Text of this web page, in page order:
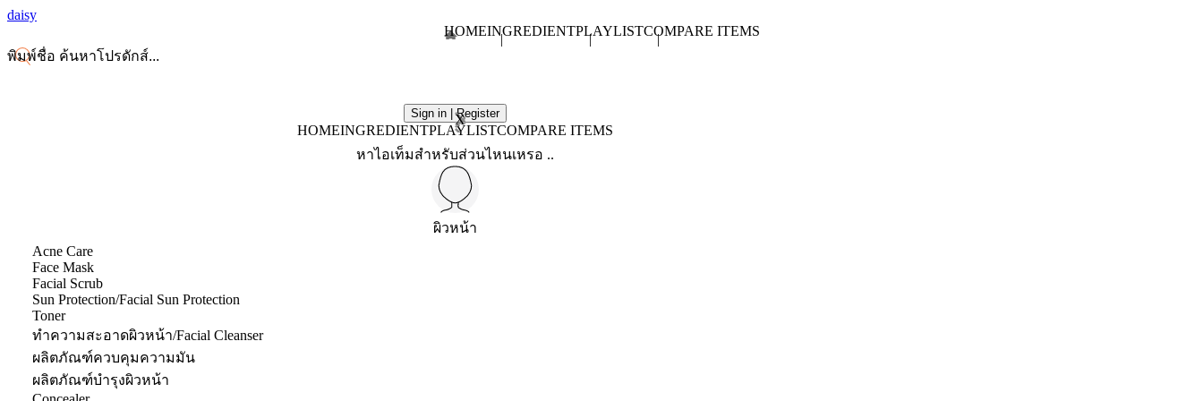
daisy
HOMEINGREDIENTPLAYLISTCOMPARE ITEMS
Sign in | Register
X
HOMEINGREDIENTPLAYLISTCOMPARE ITEMS
หาไอเท็มสำหรับส่วนไหนเหรอ ..
ผิวหน้า
Acne Care
Face Mask
Facial Scrub
Sun Protection/Facial Sun Protection
Toner
ทำความสะอาดผิวหน้า/Facial Cleanser
ผลิตภัณฑ์ควบคุมความมัน
ผลิตภัณฑ์บำรุงผิวหน้า